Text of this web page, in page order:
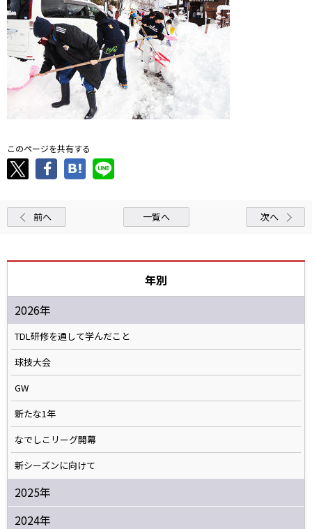
このページを共有する
前へ 一覧へ 次へ
年別
2026年
TDL研修を通して学んだこと
球技大会
GW
新たな1年
なでしこリーグ開幕
新シーズンに向けて
2025年
2024年